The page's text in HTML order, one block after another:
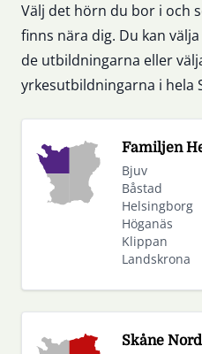
Välj det hörn du bor i och
finns nära dig. Du kan
de utbildningarna eller
yrkesutbildningarna i hela
Familjen
Bjuv
Båstad
Helsingborg
Höganäs
Klippan
Landskrona
Skåne